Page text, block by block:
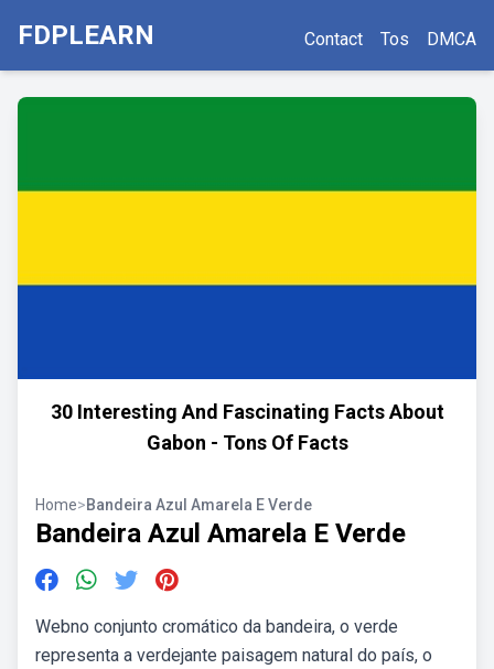
FDPLEARN Contact Tos DMCA
30 Interesting And Fascinating Facts About
Gabon - Tons Of Facts
Home>Bandeira Azul Amarela E Verde
Bandeira Azul Amarela E Verde
Webno conjunto cromático da bandeira, o verde
representa a verdejante paisagem natural do país, o